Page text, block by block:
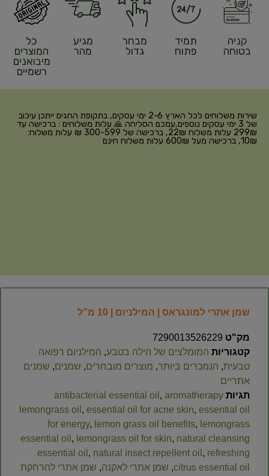
קניה
בטוחה
תמיד
פתוח
מבחר
גדול
מגיע
מהר
כל
המוצרים
מיבואנים
רשמיים
שירות משלוחים לכל הארץ 2-6 ימי עסקים, בתקופת החגים ייתכן עיכוב
של 3 ימי עסקים נוספים,עמכם הסליחה 🙏 עלות משלוחים : ברכישה עד
299₪ עלות משלוח 22₪, ברכישה של 300-599 ₪ עלות משלוח:
10₪, ברכישה מעל 600₪ עלות משלוח חינם
שמן אתרי למונגראס | המילניום | 10 מ”ל
מק"ט 7290013526229
קטגוריות המומלצים של הילה בטבע, המילניום רפואה
טבעית, הנמכרים ביותר, מוצרים מובחרים, שמנים, שמנים
אתריים
תגיות
antibacterial essential oil , aromatherapy
lemongrass oil , essential oil for acne skin, essential oil
for energy, lemon grass oil benefits, lemongrass
essential oil , lemongrass oil for skin, natural cleansing
essential oil , natural insect repellent oil , refreshing
citrus essential oil
, שמן אתרי לאקנה, שמן אתרי להרחקת